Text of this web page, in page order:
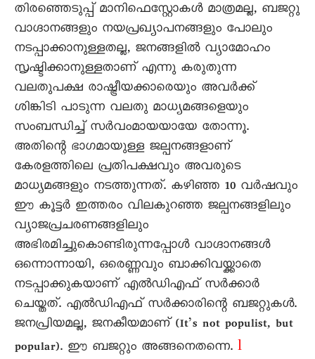
തിരഞ്ഞെടുപ്പ് മാനിഫെസ്റ്റോകൾ മാത്രമല്ല, ബജറ്റു
വാഗ്ദാനങ്ങളും നയപ്രഖ്യാപനങ്ങളും പോലും
നടപ്പാക്കാനുള്ളതല്ല, ജനങ്ങളിൽ വ്യാമോഹം
സൃഷ്ടിക്കാനുള്ളതാണ് എന്നു കരുതുന്ന
വലതുപക്ഷ രാഷ്ട്രീയക്കാരെയും അവർക്ക്
ശിങ്കിടി പാടുന്ന വലതു മാധ്യമങ്ങളെയും
സംബന്ധിച്ച് സർവംമായയായേ തോന്നൂ.
അതിന്റെ ഭാഗമായുള്ള ജല്പനങ്ങളാണ്
കേരളത്തിലെ പ്രതിപക്ഷവും അവരുടെ
മാധ്യമങ്ങളും നടത്തുന്നത്. കഴിഞ്ഞ 10 വർഷവും
ഈ കൂട്ടർ ഇത്തരം വിലകുറഞ്ഞ ജല്പനങ്ങളിലും
വ്യാജപ്രചരണങ്ങളിലും
അഭിരമിച്ചുകൊണ്ടിരുന്നപ്പോൾ വാഗ്ദാനങ്ങൾ
ഒന്നൊന്നായി, ഒരെണ്ണവും ബാക്കിവയ്ക്കാതെ
നടപ്പാക്കുകയാണ് എൽഡിഎഫ് സർക്കാർ
ചെയ്തത്. എൽഡിഎഫ് സർക്കാരിന്റെ ബജറ്റുകൾ.
ജനപ്രിയമല്ല, ജനകീയമാണ് (It’s not populist, but
popular). ഈ ബജറ്റും അങ്ങനെതന്നെ. l